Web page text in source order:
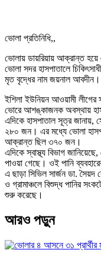
ভোলা প্রতিনিধি,,
ভোলায় ডায়রিয়ায় আক্রান্ত
ভোলা সদর হাসপাতালে
মৃত বৃদ্ধের নাম জয়নাল আবদীন।
ইশিলা ইউনিয়ন আওয়ামী লীগের
ভোরে আশঙ্কাজনক অবস্থায়
এদিকে হাসপাতাল সূত্র জানায়,
২৮০ জন। এর মধ্যে ভোলা
আক্রান্ত ছিল ৩৭০ জন।
এদিকে স্বাস্থ্য বিভাগ
পাওয়া গেছে। ওই পানি
এ ছাড়া সিভিল সার্জন ডা. সৈয়দ
ও গ্রামাঞ্চলে বিশুদ্ধ পানির
শুরু করেছে।
আরও পড়ুন